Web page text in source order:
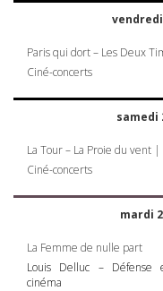
vendredi
Paris qui dort – Les Deux
Ciné-concerts
samedi
La Tour – La Proie du vent |
Ciné-concerts
mardi
La Femme de nulle part
Louis Delluc – Défense
cinéma